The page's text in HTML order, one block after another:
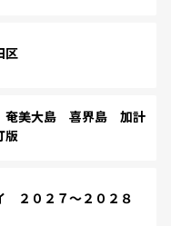
区
美大島 喜界島 加計
版
２０２７～２０２８